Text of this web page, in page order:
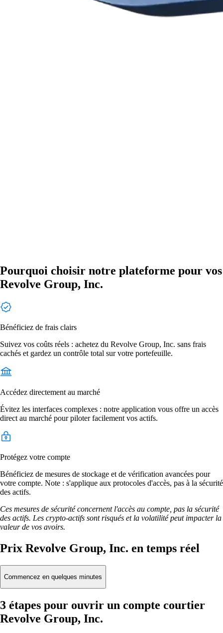
Pourquoi choisir notre plateforme pour vos
Revolve Group, Inc.
Bénéficiez de frais clairs
Suivez vos coûts réels : achetez du Revolve Group, Inc. sans frais
cachés et gardez un contrôle total sur votre portefeuille.
Accédez directement au marché
Évitez les interfaces complexes : notre application vous offre un accès
direct au marché pour piloter facilement vos actifs.
Protégez votre compte
Bénéficiez de mesures de stockage et de vérification avancées pour
votre compte. Note : s'applique aux protocoles d'accès, pas à la sécurité
des actifs.
Ces mesures de sécurité concernent l'accès au compte, pas la sécurité
des actifs. Les crypto-actifs sont risqués et la volatilité peut impacter la
valeur de vos avoirs.
Prix Revolve Group, Inc. en temps réel
Commencez en quelques minutes
3 étapes pour ouvrir un compte courtier
Revolve Group, Inc.